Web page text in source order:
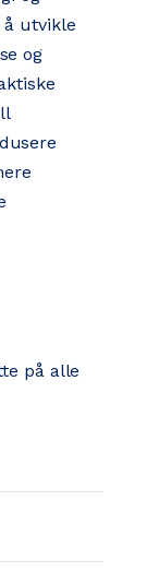
å utvikle
og
på alle